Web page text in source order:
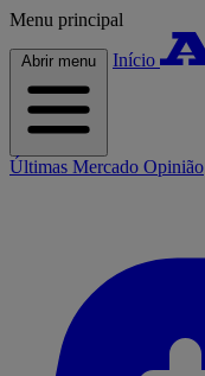
Menu principal
Abrir menu Início
Últimas Mercado Opinião